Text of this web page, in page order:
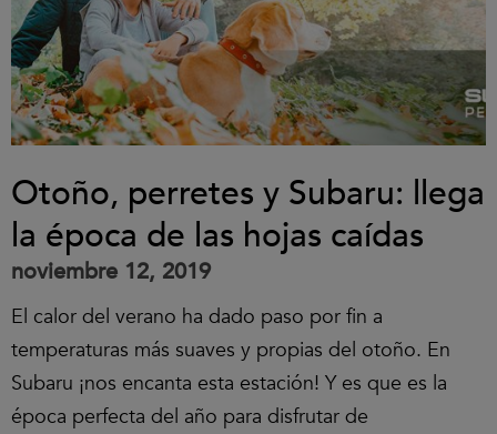
Otoño, perretes y Subaru: llega
la época de las hojas caídas
noviembre 12, 2019
El calor del verano ha dado paso por fin a
temperaturas más suaves y propias del otoño. En
Subaru ¡nos encanta esta estación! Y es que es la
época perfecta del año para disfrutar de